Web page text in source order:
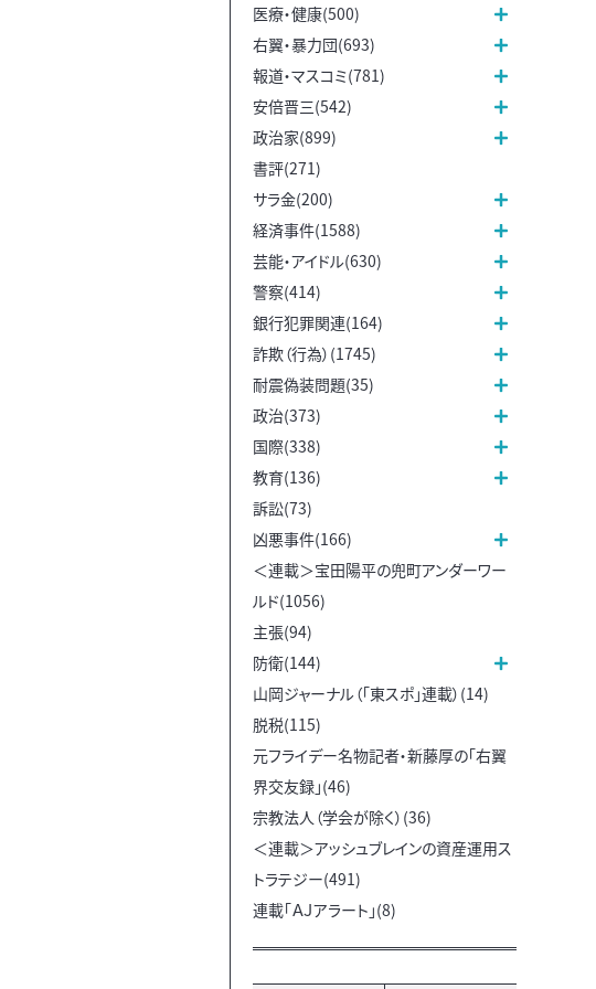
医療・健康(500)
右翼・暴力団(693)
報道・マスコミ(781)
安倍晋三(542)
政治家(899)
書評(271)
サラ金(200)
経済事件(1588)
芸能・アイドル(630)
警察(414)
銀行犯罪関連(164)
詐欺（行為）(1745)
耐震偽装問題(35)
政治(373)
国際(338)
教育(136)
訴訟(73)
凶悪事件(166)
＜連載＞宝田陽平の兜町アンダーワー
ルド(1056)
主張(94)
防衛(144)
山岡ジャーナル（「東スポ」連載）(14)
脱税(115)
元フライデー名物記者・新藤厚の「右翼
界交友録」(46)
宗教法人（学会が除く）(36)
＜連載＞アッシュブレインの資産運用ス
トラテジー(491)
連載「ＡＪアラート」(8)